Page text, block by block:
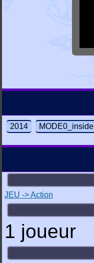
2014 MODE0_inside
JEU -> Action
1 joueur